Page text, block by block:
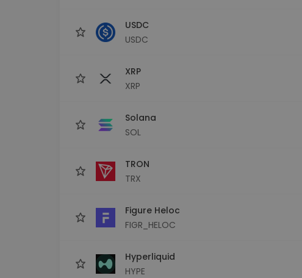
USDC
USDC
XRP
XRP
Solana
SOL
TRON
TRX
Figure Heloc
FIGR_HELOC
Hyperliquid
HYPE